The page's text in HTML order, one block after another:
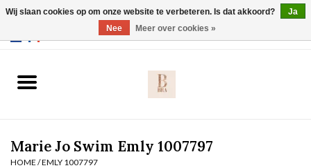
Slip
Marie Jo Swim Emly 1007797
HOME /EMLY 1007797
Wij slaan cookies op om onze website te verbeteren. Is dat akkoord?
Ja
Nee
Meer over cookies »
Webshop werkt met EU maten. .